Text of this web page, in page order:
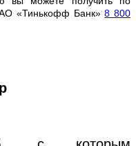
АО «Тинькофф Банк»8 800